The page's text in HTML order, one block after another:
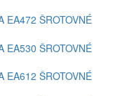
EA472 ŠROTOVNÉ
EA530 ŠROTOVNÉ
EA612 ŠROTOVNÉ